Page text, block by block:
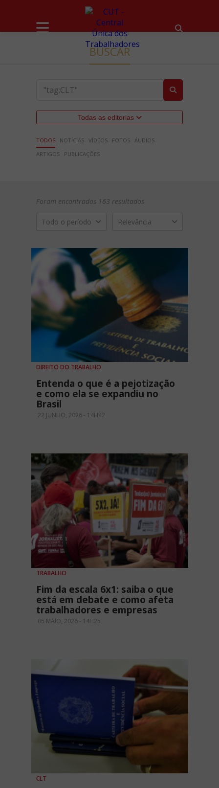
BUSCAR
Todas as editorias
TODOS NOTÍCIAS VÍDEOS FOTOS ÁUDIOS
ARTIGOS
PUBLICAÇÕES
Foram encontrados 163 resultados
Todo o período Relevância
DIREITO DO TRABALHO
Entenda o que é a pejotização
e como ela se expandiu no
Brasil
22 JUNHO, 2026 - 14H42
TRABALHO
Fim da escala 6x1: saiba o que
está em debate e como afeta
trabalhadores e empresas
05 MAIO, 2026 - 14H25
CLT